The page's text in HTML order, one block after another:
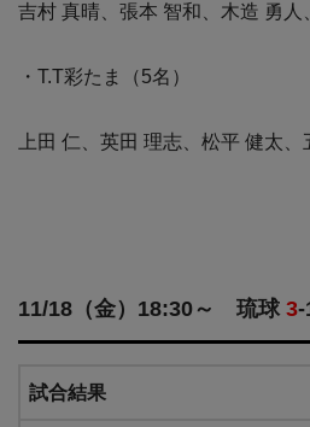
吉村 真晴、張本 智和、木造 勇人
・T.T彩たま（5名）
上田 仁、英田 理志、松平 健太
11/18（金）18:30～ 琉球 3-
試合結果